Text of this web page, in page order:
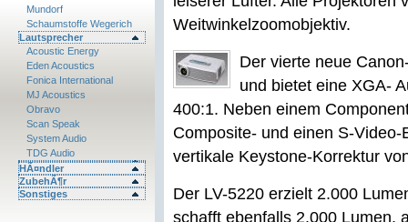
Mundorf
Schaumstoffe Wegerich
Lautsprecher
Acoustic Energy
Eden Acoustics
Fonica International
MJ Acoustics
Obravo
Scan Speak
System Audio
TDG Audio
HÃ¤ndler
ZubehÃ¶r
Sonstiges
Weitwinkelzoomobjektiv.
Der vierte neue
und bietet eine XGA-
400:1. Neben einem
Composite- und einen S-
vertikale Keystone-Korrektur
Der LV-5220 erzielt 2.000
schafft ebenfalls 2.000 Lumen,